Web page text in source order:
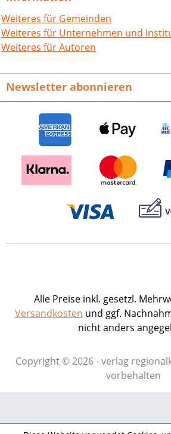
Weiteres für Gemeinden
Weiteres für Unternehmen und
Weiteres für Autoren
Newsletter abonnieren
Alle Preise inkl. gesetzl.
Versandkosten und ggf.
nicht anders
Copyright © 2026 - verlag
vorbehalten